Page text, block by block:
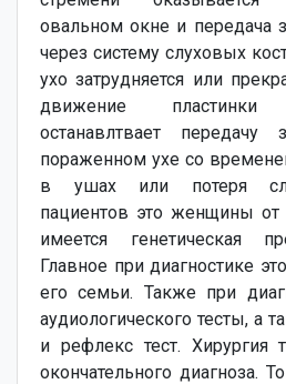
овальном окне и передача
через систему слуховых
ухо затрудняется или
движение
останавлтвает
пораженном ухе со
в ушах или потеря
пациентов это женщины от
имеется генетическая
Главное при диагностике
его семьи. Также при
аудиологического тесты, а
и рефлекс тест. Хирургия
окончательного диагноза.